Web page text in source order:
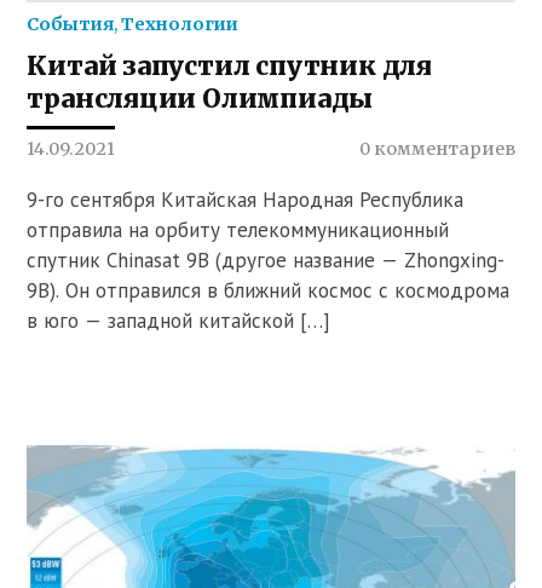
События,Технологии
Китай запустил спутник для
трансляции Олимпиады
14.09.2021 0 комментариев
9-го сентября Китайская Народная Республика
отправила на орбиту телекоммуникационный
спутник Chinasat 9В (другое название — Zhongxing-
9В). Он отправился в ближний космос с космодрома
в юго — западной китайской […]